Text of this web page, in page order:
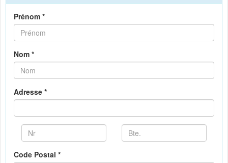
Prénom *
Nom *
Adresse *
Code Postal *